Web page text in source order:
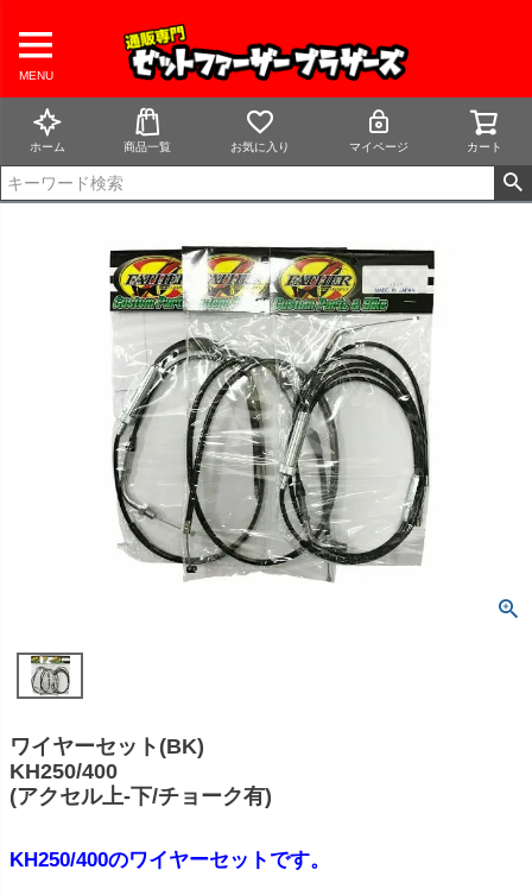
MENU
ホーム 商品一覧 お気に入り マイページ カート
ワイヤーセット(BK)
KH250/400
(アクセル上-下/チョーク有)
KH250/400のワイヤーセットです。